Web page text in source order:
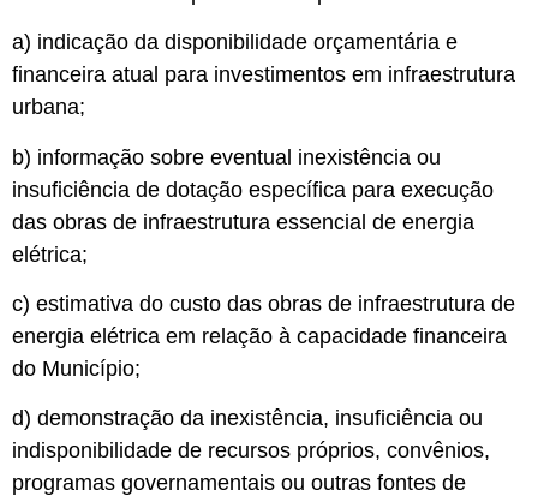
a) indicação da disponibilidade orçamentária e
financeira atual para investimentos em infraestrutura
urbana;
b) informação sobre eventual inexistência ou
insuficiência de dotação específica para execução
das obras de infraestrutura essencial de energia
elétrica;
c) estimativa do custo das obras de infraestrutura de
energia elétrica em relação à capacidade financeira
do Município;
d) demonstração da inexistência, insuficiência ou
indisponibilidade de recursos próprios, convênios,
programas governamentais ou outras fontes de